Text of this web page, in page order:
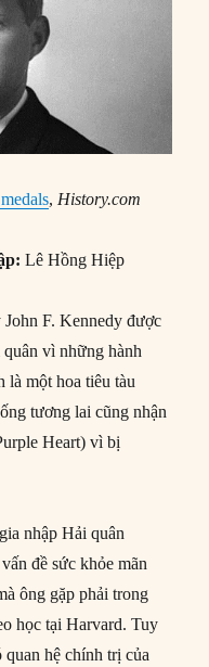
, History.com
Lê Hồng Hiệp
F. Kennedy được
vì những hành
là một hoa tiêu tàu
tương lai cũng nhận
Heart) vì bị
nhập Hải quân
đề sức khỏe mãn
ông gặp phải trong
học tại Harvard. Tuy
hệ chính trị của